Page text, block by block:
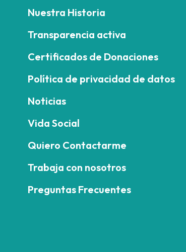
Nuestra Historia
Transparencia activa
Certificados de Donaciones
Política de privacidad de datos
Noticias
Vida Social
Quiero Contactarme
Trabaja con nosotros
Preguntas Frecuentes